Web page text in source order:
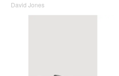
David Jones